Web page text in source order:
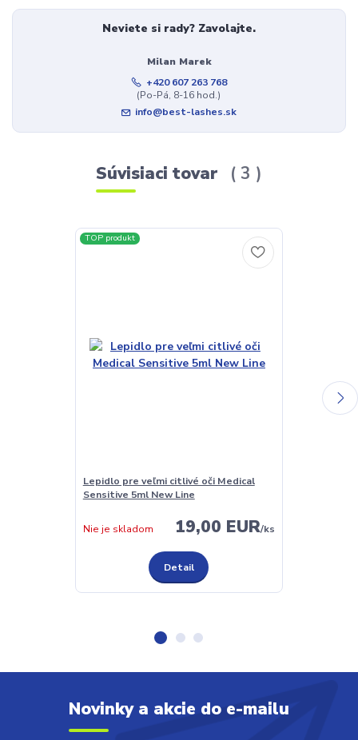
Neviete si rady? Zavolajte.
Milan Marek
+420 607 263 768
(Po-Pá, 8-16 hod.)
info@best-lashes.sk
Súvisiaci tovar 3
TOP produkt
Lepidlo pre veľmi citlivé oči Medical
Sensitive 5ml New Line
19,00 EUR/ks
Nie je skladom
Detail
Novinky a akcie do e-mailu